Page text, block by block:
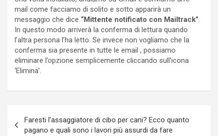
mail come facciamo di solito e sotto apparirà un
messaggio che dice “Mittente notificato con Mailtrack”.
In questo modo arriverà la conferma di lettura quando
l’altra persona l’ha letto. Se invece non vogliamo che la
conferma sia presente in tutte le email , possiamo
eliminare l’opzione semplicemente cliccando sull’icona
‘Elimina’.
articoli
Faresti l’assaggiatore di cibo per cani? Ecco quanto
pagano e quali sono i lavori più assurdi da fare